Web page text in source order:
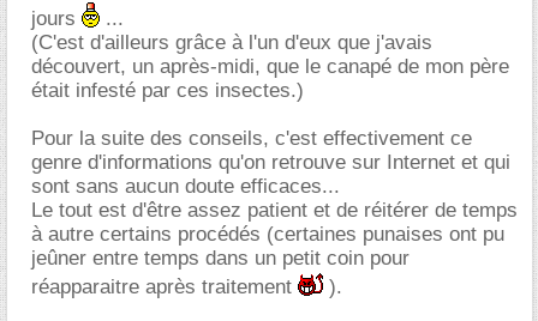
jours
...
(C'est d'ailleurs grâce à l'un d'eux que j'avais
découvert, un après-midi, que le canapé de mon père
était infesté par ces insectes.)
Pour la suite des conseils, c'est effectivement ce
genre d'informations qu'on retrouve sur Internet et qui
sont sans aucun doute efficaces...
Le tout est d'être assez patient et de réitérer de temps
à autre certains procédés (certaines punaises ont pu
jeûner entre temps dans un petit coin pour
réapparaitre après traitement
).